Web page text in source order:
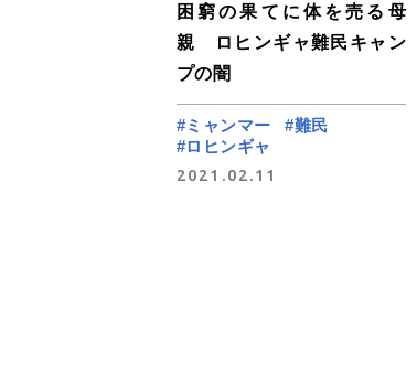
困窮の果てに体を売る母
親 ロヒンギャ難民キャン
プの闇
#ミャンマー
#難民
#ロヒンギャ
2021.02.11